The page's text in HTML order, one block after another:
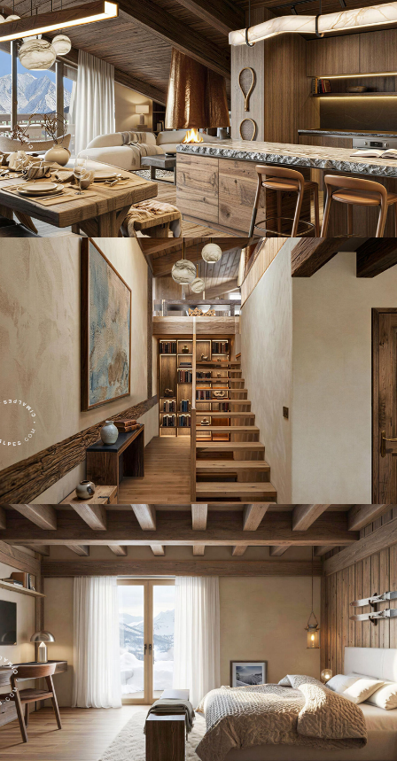
Panorama 2026
Etude annuelle de l'immobilier de montagne par Cimalpes
En savoir plus
Où trouver les plus beaux spots de ski hors-piste dans les Alpes
Vous attendez les chutes de neige comme d'autres guettent le lever
du soleil ? Vous snobez les pistes damées pour leur préférer les
grands espaces vierges de traces ? Vous faites sans doute partie de
ces adeptes du ski hors-piste. Découvrez notre sélection de secteurs
mythiques où la poudreuse se mérite - et se savoure.